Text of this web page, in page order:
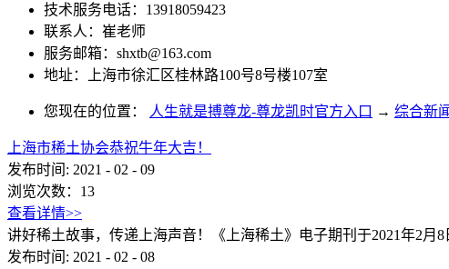
技术服务电话：13918059423
联系人：崔老师
服务邮箱： shxtb@163.com
地址：上海市徐汇区桂林路100号8号楼107室
您现在的位置： 人生就是搏尊龙-尊龙凯时官方入口 → 综合新闻
上海市稀土协会恭祝牛年大吉！
发布时间: 2021 - 02 - 09
浏览次数： 13
查看详情>>
讲好稀土故事，传递上海声音！《上海稀土》电子期刊于2021年2月
发布时间: 2021 - 02 - 08